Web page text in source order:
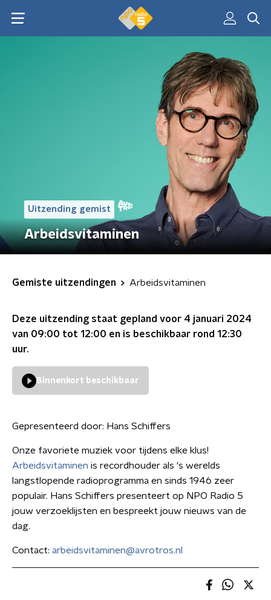
Uitzending gemist
Arbeidsvitaminen
Gemiste uitzendingen Arbeidsvitaminen
Deze uitzending staat gepland voor 4 januari 2024
van 09:00 tot 12:00 en is beschikbaar rond 12:30
uur.
Binnenkort beschikbaar
Gepresenteerd door: Hans Schiffers
Onze favoriete muziek voor tijdens elke klus!
Arbeidsvitaminen is recordhouder als 's werelds
langstlopende radioprogramma en sinds 1946 zeer
populair. Hans Schiffers presenteert op NPO Radio 5
jouw verzoeklijsten en bespreekt jouw nieuws van de
dag.
Contact: arbeidsvitaminen@avrotros.nl